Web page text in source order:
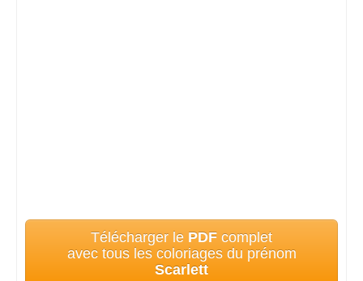
Télécharger le PDF complet
avec tous les coloriages du prénom
Scarlett